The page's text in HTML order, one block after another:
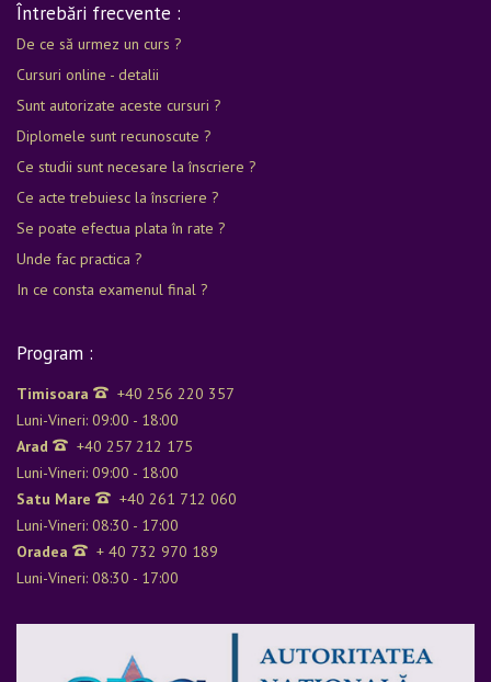
Întrebări frecvente :
De ce să urmez un curs ?
Cursuri online - detalii
Sunt autorizate aceste cursuri ?
Diplomele sunt recunoscute ?
Ce studii sunt necesare la înscriere ?
Ce acte trebuiesc la înscriere ?
Se poate efectua plata în rate ?
Unde fac practica ?
In ce consta examenul final ?
Program :
Timisoara
+40 256 220 357
Luni-Vineri: 09:00 - 18:00
Arad
+40 257 212 175
Luni-Vineri: 09:00 - 18:00
Satu Mare
+40 261 712 060
Luni-Vineri: 08:30 - 17:00
Oradea
+ 40 732 970 189
Luni-Vineri: 08:30 - 17:00